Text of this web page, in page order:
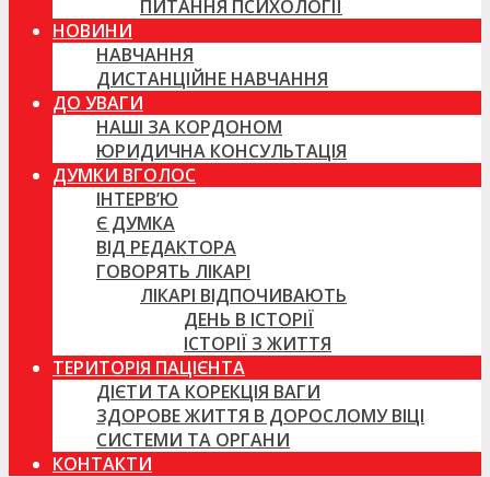
ПИТАННЯ ПСИХОЛОГІЇ
НОВИНИ
НАВЧАННЯ
ДИСТАНЦІЙНЕ НАВЧАННЯ
ДО УВАГИ
НАШІ ЗА КОРДОНОМ
ЮРИДИЧНА КОНСУЛЬТАЦІЯ
ДУМКИ ВГОЛОС
ІНТЕРВ’Ю
Є ДУМКА
ВІД РЕДАКТОРА
ГОВОРЯТЬ ЛІКАРІ
ЛІКАРІ ВІДПОЧИВАЮТЬ
ДЕНЬ В ІСТОРІЇ
ІСТОРІЇ З ЖИТТЯ
ТЕРИТОРІЯ ПАЦІЄНТА
ДІЄТИ ТА КОРЕКЦІЯ ВАГИ
ЗДОРОВЕ ЖИТТЯ В ДОРОСЛОМУ ВІЦІ
СИСТЕМИ ТА ОРГАНИ
КОНТАКТИ